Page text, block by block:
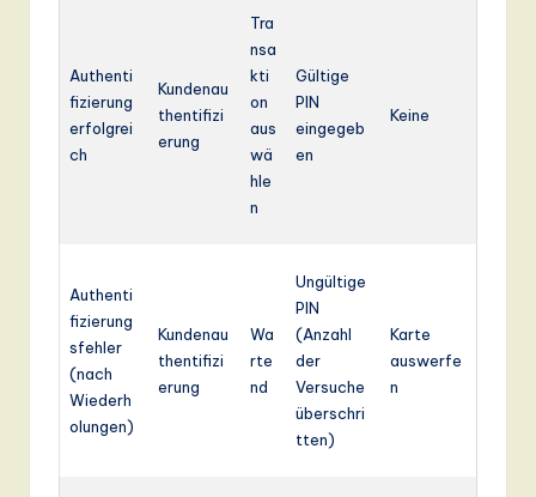
Authenti
fizierung
erfolgrei
ch
Kundenau
thentifizi
erung
Tra
nsa
kti
on
aus
wä
hle
n
Gültige
PIN
eingegeb
en
Keine
Authenti
fizierung
sfehler
(nach
Wiederh
olungen)
Kundenau
thentifizi
erung
Wa
rte
nd
Ungültige
PIN
(Anzahl
der
Versuche
überschri
tten)
Karte
auswerfe
n